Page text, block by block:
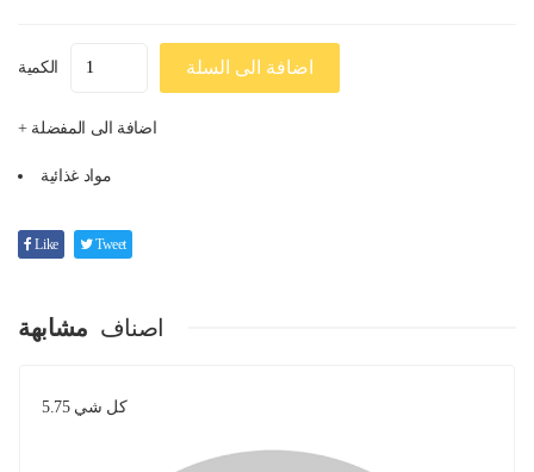
الكمية اضافة الى السلة
+ اضافة الى المفضلة
مواد غذائية
Like Tweet
اصناف مشابهة
كل شي 5.75